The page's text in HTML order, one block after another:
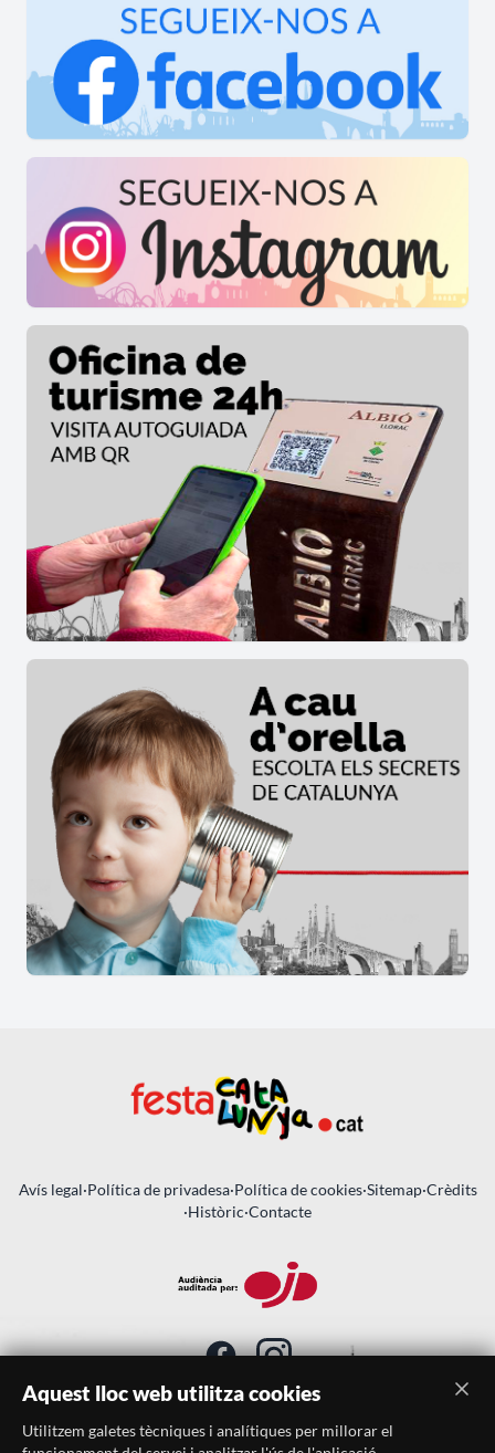
Avís legal·Política de privadesa·Política de cookies·Sitemap·Crèdits
·Històric·Contacte
SUBSCRIU-TE AL BUTLLETÍ
Aquest lloc web utilitza cookies
Utilitzem galetes tècniques i analítiques per millorar el